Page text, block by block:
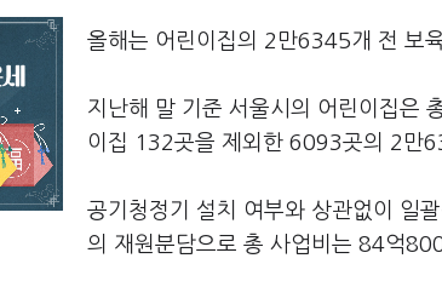
올해는 어린이집의 2만6345개 전 보
지난해 말 기준 서울시의 어린이집은
이집 132곳을 제외한 6093곳의 2만
공기청정기 설치 여부와 상관없이 일
의 재원분담으로 총 사업비는 84억